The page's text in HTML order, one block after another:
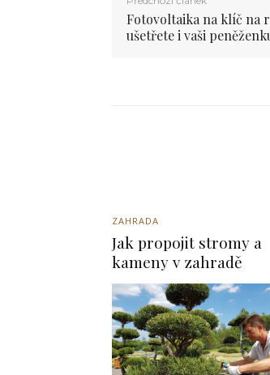
Fotovoltaika na klíč na
ušetřete i vaši
ZAHRADA
Jak propojit stromy a
kameny v zahradě